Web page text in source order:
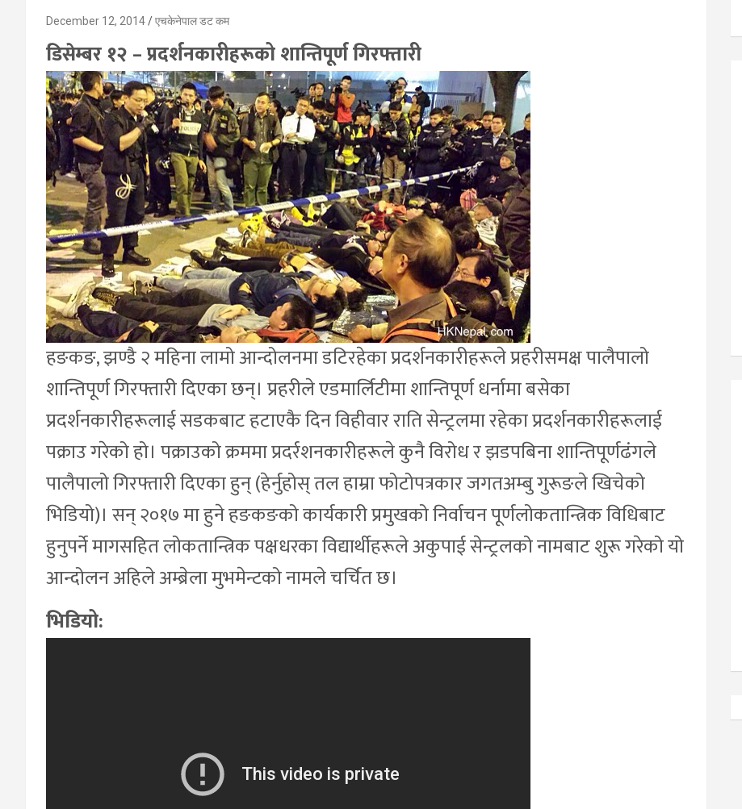
December 12, 2014 एचकेनेपाल डट कम
डिसेम्बर १२ – प्रदर्शनकारीहरूको शान्तिपूर्ण गिरफ्तारी
हङकङ, झण्डै २ महिना लामो आन्दोलनमा डटिरहेका प्रदर्शनकारीहरूले प्रहरीसमक्ष पालैपालो
शान्तिपूर्ण गिरफ्तारी दिएका छन्। प्रहरीले एडमार्लिटीमा शान्तिपूर्ण धर्नामा बसेका
प्रदर्शनकारीहरूलाई सडकबाट हटाएकै दिन विहीवार राति सेन्ट्रलमा रहेका प्रदर्शनकारीहरूलाई
पक्राउ गरेको हो। पक्राउको क्रममा प्रदर्रशनकारीहरूले कुनै विरोध र झडपबिना शान्तिपूर्णढंगले
पालैपालो गिरफ्तारी दिएका हुन् (हेर्नुहोस् तल हाम्रा फोटोपत्रकार जगतअम्बु गुरूङले खिचेको
भिडियो)। सन् २०१७ मा हुने हङकङको कार्यकारी प्रमुखको निर्वाचन पूर्णलोकतान्त्रिक विधिबाट
हुनुपर्ने मागसहित लोकतान्त्रिक पक्षधरका विद्यार्थीहरूले अकुपाई सेन्ट्रलको नामबाट शुरू गरेको यो
आन्दोलन अहिले अम्ब्रेला मुभमेन्टको नामले चर्चित छ।
भिडियो: